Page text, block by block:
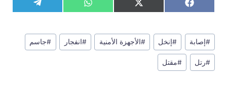
S
h
r
e
o
F
a
e
o
k
S
h
r
e
o
X
(
w
i
t
S
h
r
e
o
W
h
t
s
A
S
h
r
e
o
T
e
e
g
r
وسوم
المقال:
#إصابة #إنخل #الأجهزة الأمنية #انفجار #جاسم
#رتل #مقتل